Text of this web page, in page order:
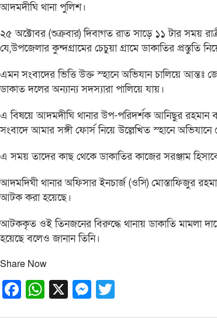
আদমদীঘি থানা পুলিশ।
২৫ অক্টোবর (শুক্রবার) দিবাগত রাত সাড়ে ১১ টার সময়
যে,উপজেলার কুন্দগ্রামের চেচুয়া গ্রামে ডাকাতির প্রস্তুতি
এমন সংবাদের ভিত্তি উক্ত স্হানে অভিযান চালিয়ে
ডাকাত দলের অন্যান্য সদস্যারা পালিয়ে যায়।
এ বিষয়ে আদমদীঘি থানার উপ-পরিদর্শক আনিছুর রহমান
সংবাদে আমার সঙ্গী ফোর্স নিয়ে উল্লেখিত স্হানে
এ সময় তাদের কাছ থেকে ডাকাতির কাজের সরঞ্জাম
আদমদিঘী থানার অফিসার ইনচার্জ (ওসি) মোস্তাফিজুর
আটক করা হয়েছে।
আটককৃত ওই তিনজনের বিরুদ্ধে থানায় ডাকাতি মামলা
হয়েছে বলেও জানান তিনি।
Share Now
Facebook
WhatsApp
X Messenger